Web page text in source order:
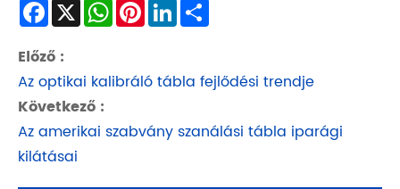
Facebook
X WhatsApp
Pinterest
LinkedIn
Előző :
Az optikai kalibráló tábla fejlődési trendje
Következő :
Az amerikai szabvány szanálási tábla iparági
kilátásai